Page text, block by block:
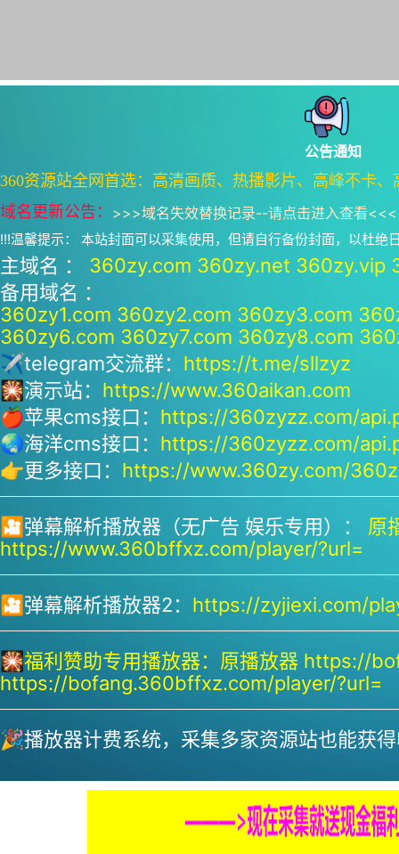
公告通知
360资源站全网首选：高清画质、热播影片、高峰不卡
域名更新公告： >>>域名失效替换记录--请点击进入查看<<<
!!!温馨提示： 本站封面可以采集使用，但请自行备份封面，以杜绝
主域名 ： 360zy.com 360zy.net 360zy.vip
备用域名 ：
360zy1.com 360zy2.com 360zy3.com
360zy6.com 360zy7.com 360zy8.com
✈telegram交流群： https://t.me/sllzyz
🎇演示站： https://www.360aikan.com
🍎苹果cms接口： https://360zyzz.com/
🌏海洋cms接口： https://360zyzz.com/
👉更多接口： https://www.360zy.com/
🎦弹幕解析播放器（无广告 娱乐专用）： 原
https://www.360bffxz.com/player/?url=
🎦弹幕解析播放器2： https://zyjiexi.com/
🎇福利赞助专用播放器： 原播放器 https://
https://bofang.360bffxz.com/player/?url=
🎉播放器计费系统，采集多家资源站也能获